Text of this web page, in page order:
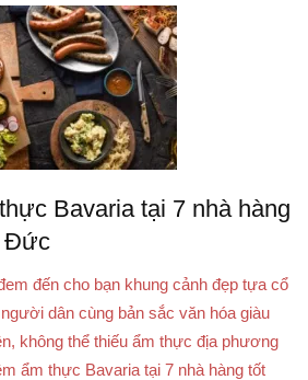
Bavaria tại 7 nhà hàng
Đức
đến cho bạn khung cảnh đẹp tựa cổ
dân cùng bản sắc văn hóa giàu
không thể thiếu ẩm thực địa phương
ẩm thực Bavaria tại 7 nhà hàng tốt